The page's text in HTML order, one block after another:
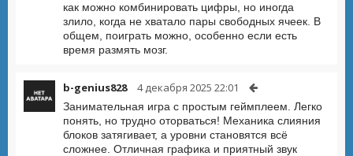
как можно комбинировать цифры, но иногда
злило, когда не хватало пары свободных ячеек. В
общем, поиграть можно, особенно если есть
время размять мозг.
b-genius828 4 декабря 2025 22:01
Занимательная игра с простым геймплеем. Легко
понять, но трудно оторваться! Механика слияния
блоков затягивает, а уровни становятся всё
сложнее. Отличная графика и приятный звук